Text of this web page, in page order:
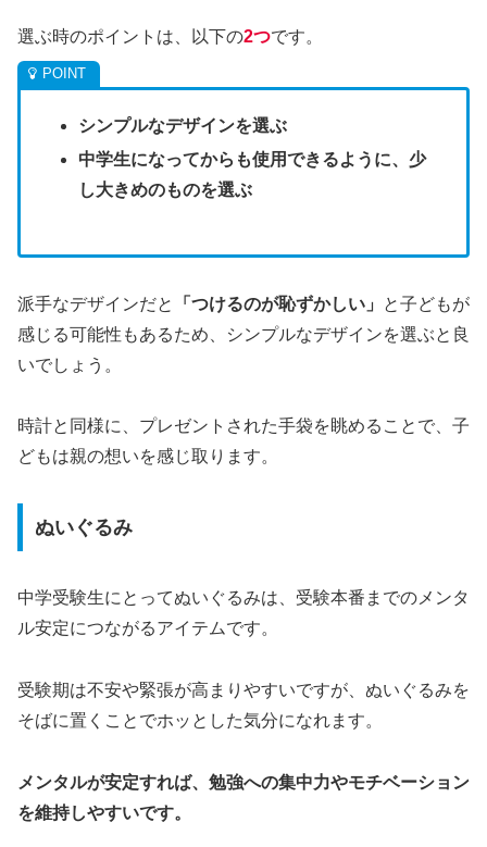
選ぶ時のポイントは、以下の2つです。
シンプルなデザインを選ぶ
中学生になってからも使用できるように、少
し大きめのものを選ぶ
派手なデザインだと 「つけるのが恥ずかしい」
と子どもが
感じる可能性もあるため、シンプルなデザインを選ぶと良
いでしょう。
時計と同様に、プレゼントされた手袋を眺めることで、子
どもは親の想いを感じ取ります。
ぬいぐるみ
中学受験生にとってぬいぐるみは、受験本番までのメンタ
ル安定につながるアイテムです。
受験期は不安や緊張が高まりやすいですが、ぬいぐるみを
そばに置くことでホッとした気分になれます。
メンタルが安定すれば、勉強への集中力やモチベーション
を維持しやすいです。